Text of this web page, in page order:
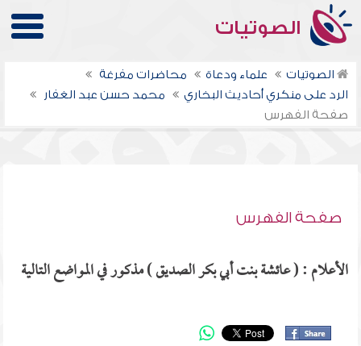
الصوتيات
الصوتيات علماء ودعاة
محاضرات مفرغة
الرد على منكري أحاديث البخاري
محمد حسن عبد الغفار
صفحة الفهرس
صفحة الفهرس
الأعلام : ( عائشة بنت أبي بكر الصديق ) مذكور في المواضع التالية